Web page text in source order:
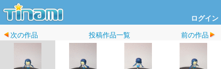
ログイン
次の作品 投稿作品一覧 前の作品